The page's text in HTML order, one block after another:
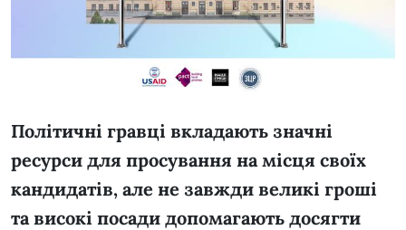
Політичні гравці вкладають значні
ресурси для просування на місця своїх
кандидатів, але не завжди великі гроші
та високі посади допомагають досягти